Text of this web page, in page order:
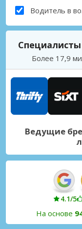
Водитель в
Более 17,9
Ведущие
4.1/5
На основе